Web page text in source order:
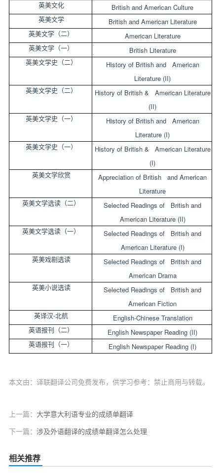
英美文化 British and American Culture
英美文学 British and American Literature
英美文学（二） American Literature
英美文学（一） British Literature
英美文学史（二）
History of British and American
Literature (II)
英美文学史（二）
History of British & American Literature
(II)
英美文学史（一）
History of British and American
Literature (I)
英美文学史（一）
History of British & American Literature
(I)
英美文学欣赏
Appreciation of British and American
Literature
英美文学选读（二）
Selected Readings of British and
American Literature (II)
英美文学选读（一）
Selected Readings of British and
American Literature (I)
英美戏剧选读
Selected Readings of British and
American Drama
英美小说选读
Selected Readings of British and
American Fiction
英译汉-北航 English-Chinese Translation
英语报刊（二） English Newspaper Reading (II)
英语报刊（一） English Newspaper Reading (I)
本文由：译联翻译公司免费发布，供学习参考：禁止商用与转载。
上一篇： 大学意大利语专业的成绩单翻译
下一篇： 涉及外语翻译的成绩单翻译怎么处理
相关推荐